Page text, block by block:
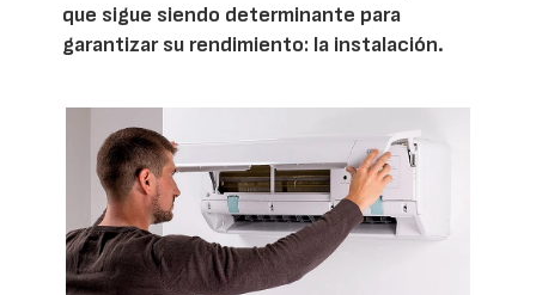
que sigue siendo determinante para
garantizar su rendimiento: la instalación.